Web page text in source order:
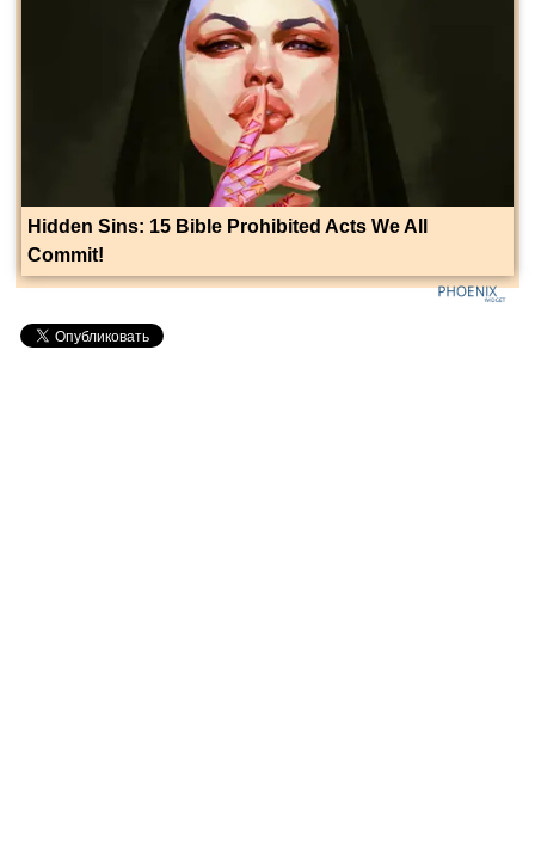
Hidden Sins: 15 Bible Prohibited Acts We All
Commit!